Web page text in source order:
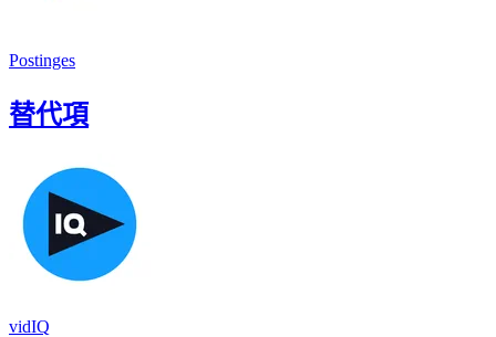
Postinges
替代項
vidIQ